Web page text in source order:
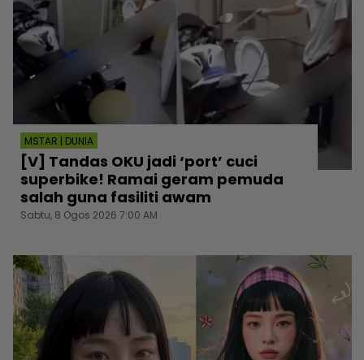
MSTAR | DUNIA
[V] Tandas OKU jadi ‘port’ cuci
superbike! Ramai geram pemuda
salah guna fasiliti awam
Sabtu, 8 Ogos 2026 7:00 AM